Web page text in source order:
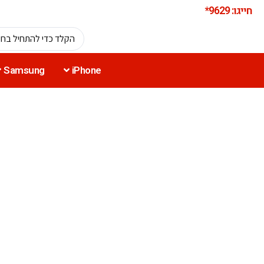
חייגו: 9629*
iPhone
Samsung